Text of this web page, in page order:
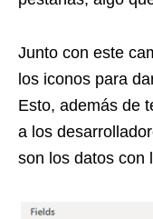
Junto con este
los iconos para
Esto, además de
a los
son los datos con